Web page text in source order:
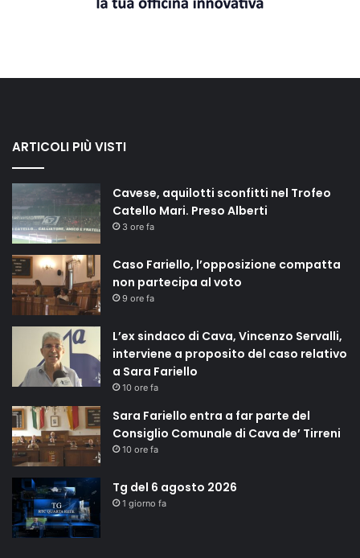
ARTICOLI PIÙ VISTI
Cavese, aquilotti sconfitti nel Trofeo
Catello Mari. Preso Alberti
3 ore fa
Caso Fariello, l’opposizione compatta
non partecipa al voto
9 ore fa
L’ex sindaco di Cava, Vincenzo Servalli,
interviene a proposito del caso relativo
a Sara Fariello
10 ore fa
Sara Fariello entra a far parte del
Consiglio Comunale di Cava de’ Tirreni
10 ore fa
Tg del 6 agosto 2026
1 giorno fa